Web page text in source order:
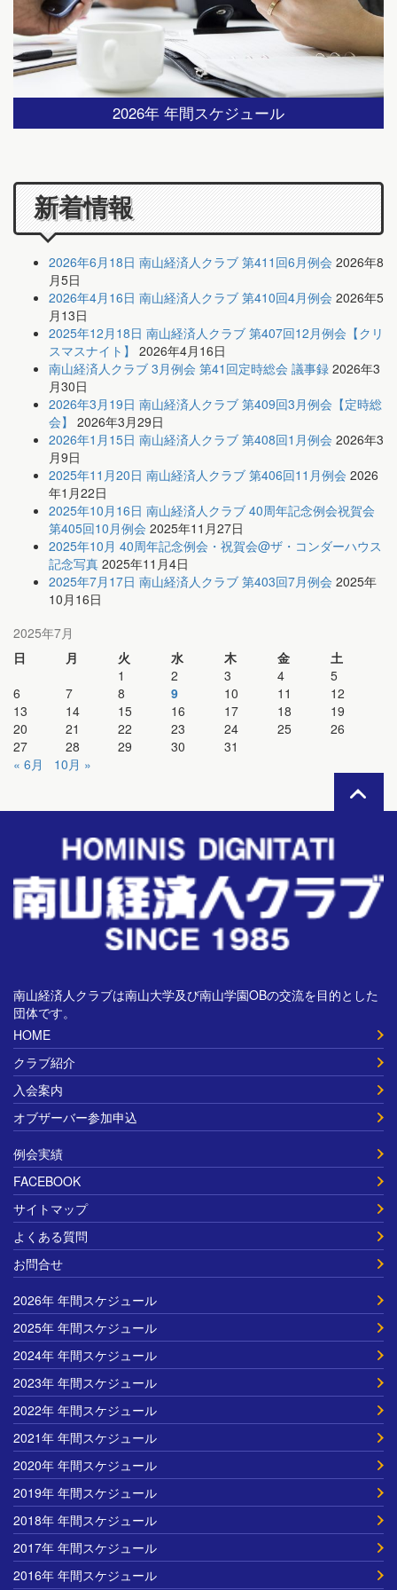
2026年 年間スケジュール
新着情報
2026年6月18日 南山経済人クラブ 第411回6月例会 2026年8
月5日
2026年4月16日 南山経済人クラブ 第410回4月例会 2026年5
月13日
2025年12月18日 南山経済人クラブ 第407回12月例会【クリ
スマスナイト】 2026年4月16日
南山経済人クラブ 3月例会 第41回定時総会 議事録 2026年3
月30日
2026年3月19日 南山経済人クラブ 第409回3月例会【定時総
会】 2026年3月29日
2026年1月15日 南山経済人クラブ 第408回1月例会 2026年3
月9日
2025年11月20日 南山経済人クラブ 第406回11月例会 2026
年1月22日
2025年10月16日 南山経済人クラブ 40周年記念例会祝賀会
第405回10月例会 2025年11月27日
2025年10月 40周年記念例会・祝賀会@ザ・コンダーハウス
記念写真 2025年11月4日
2025年7月17日 南山経済人クラブ 第403回7月例会 2025年
10月16日
2025年7月
日
月 火 水 木 金
土
1
2 3 4
5
6
7 8 9 10 11
12
13
14 15 16 17 18
19
20
21 22 23 24 25
26
27
28 29 30
31
« 6月
10月 »
南山経済人クラブは南山大学及び南山学園OBの交流を目的とした
団体です。
HOME
クラブ紹介
入会案内
オブザーバー参加申込
例会実績
FACEBOOK
サイトマップ
よくある質問
お問合せ
2026年 年間スケジュール
2025年 年間スケジュール
2024年 年間スケジュール
2023年 年間スケジュール
2022年 年間スケジュール
2021年 年間スケジュール
2020年 年間スケジュール
2019年 年間スケジュール
2018年 年間スケジュール
2017年 年間スケジュール
2016年 年間スケジュール